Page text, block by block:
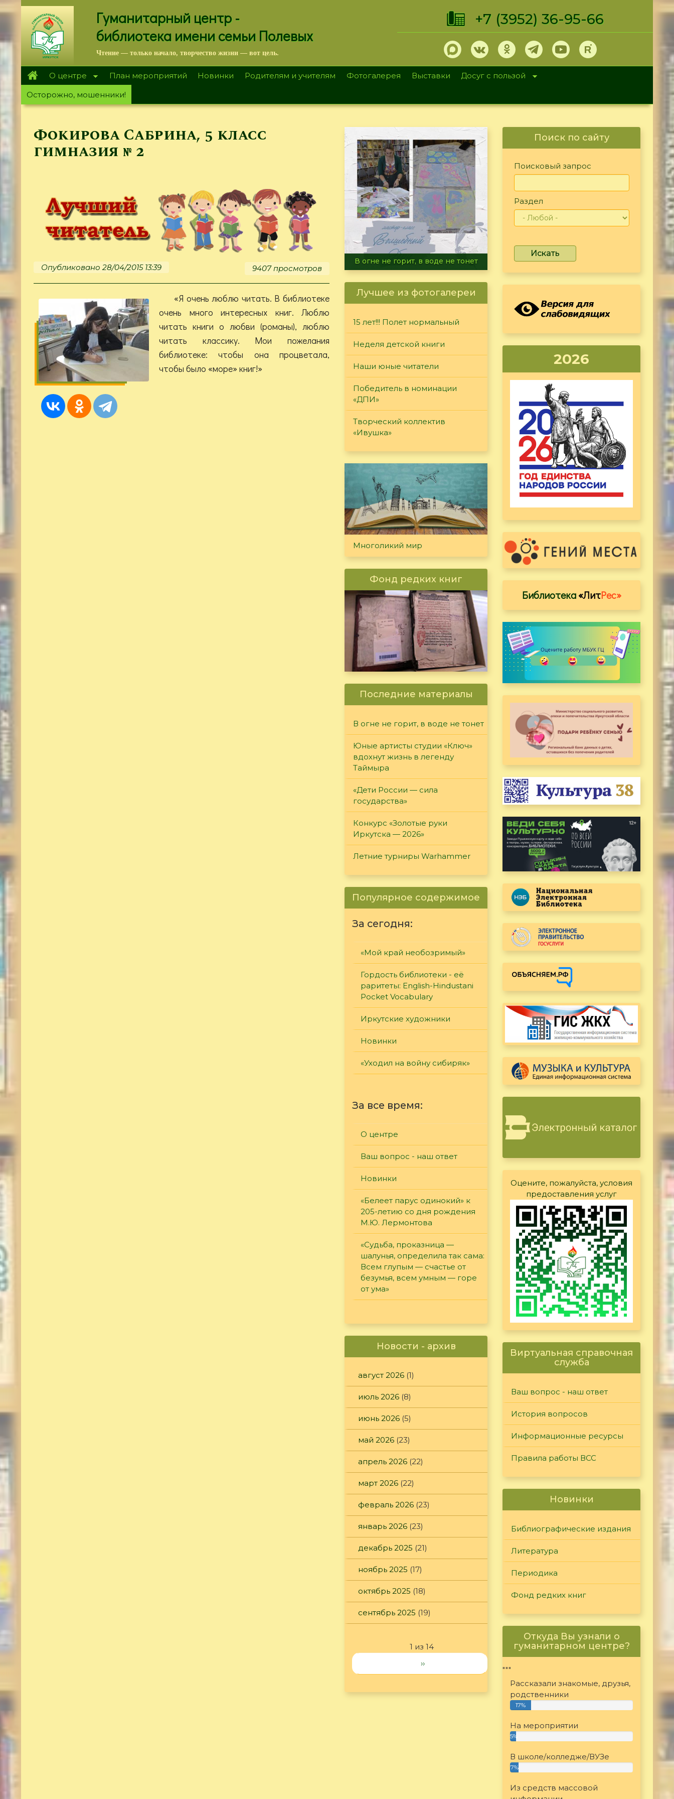
Перейти
к
основному
содержанию
Гуманитарный центр -
библиотека имени семьи Полевых
Чтение — только начало, творчество жизни — вот цель.
+7 (3952) 36-95-66
О центре План мероприятий Новинки Родителям и учителям Фотогалерея Выставки
Досуг с пользой
Осторожно, мошенники!
Фокирова Сабрина, 5 класс
гимназия № 2
Опубликовано 28/04/2015 13:39 9407 просмотров
«Я очень люблю читать. В библиотеке
очень много интересных книг. Люблю
читать книги о любви (романы), люблю
читать классику. Мои пожелания
библиотеке: чтобы она процветала,
чтобы было «море» книг!»
Летние турниры Warhammer
Лучшее из фотогалереи
15 лет!!! Полет нормальный
Неделя детской книги
Наши юные читатели
Победитель в номинации
«ДПИ»
Творческий коллектив
«Ивушка»
Многоликий мир
Фонд редких книг
Последние материалы
В огне не горит, в воде не тонет
Юные артисты студии «Ключ»
вдохнут жизнь в легенду
Таймыра
«Дети России — сила
государства»
Конкурс «Золотые руки
Иркутска — 2026»
Летние турниры Warhammer
Популярное содержимое
За сегодня:
«Мой край необозримый»
Гордость библиотеки - её
раритеты: English-Hindustani
Pocket Vocabulary
Иркутские художники
Новинки
«Уходил на войну сибиряк»
За все время:
О центре
Ваш вопрос - наш ответ
Новинки
«Белеет парус одинокий» к
205-летию со дня рождения
М.Ю. Лермонтова
«Судьба, проказница —
шалунья, определила так сама:
Всем глупым — счастье от
безумья, всем умным — горе
от ума»
Новости - архив
август 2026 (1)
июль 2026 (8)
июнь 2026 (5)
май 2026 (23)
апрель 2026 (22)
март 2026 (22)
февраль 2026 (23)
январь 2026 (23)
декабрь 2025 (21)
ноябрь 2025 (17)
октябрь 2025 (18)
сентябрь 2025 (19)
1 из 14
››
Поиск по сайту
Поисковый запрос
Раздел
Искать
2026
Библиотека«ЛитРес»
Оцените, пожалуйста, условия
предоставления услуг
Виртуальная справочная
служба
Ваш вопрос - наш ответ
История вопросов
Информационные ресурсы
Правила работы ВСС
Новинки
Библиографические издания
Литература
Периодика
Фонд редких книг
Откуда Вы узнали о
гуманитарном центре?
"""
Рассказали знакомые, друзья,
родственники
17%
На мероприятии
5%
В школе/колледже/ВУЗе
7%
Из средств массовой